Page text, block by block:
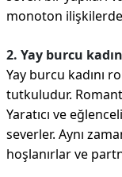
monoton
2. Yay burcu
Yay burcu kadını
tutkuludur.
Yaratıcı ve
severler. Aynı
hoşlanırlar ve